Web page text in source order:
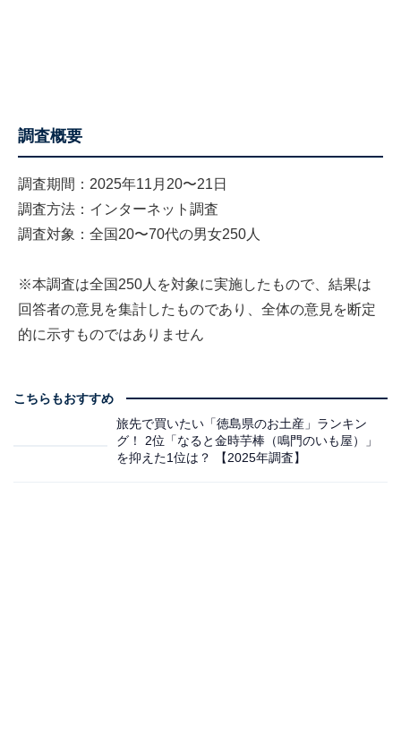
調査概要
調査期間：2025年11月20〜21日
調査方法：インターネット調査
調査対象：全国20〜70代の男女250人
※本調査は全国250人を対象に実施したもので、結果は
回答者の意見を集計したものであり、全体の意見を断定
的に示すものではありません
こちらもおすすめ
旅先で買いたい「徳島県のお土産」ランキン
グ！ 2位「なると金時芋棒（鳴門のいも屋）」
を抑えた1位は？ 【2025年調査】